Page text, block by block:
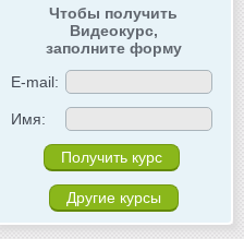
Чтобы получить
Видеокурс,
заполните форму
E-mail:
Имя:
Другие курсы